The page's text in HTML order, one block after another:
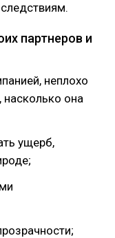
партнеров и
неплохо
насколько она
ущерб,